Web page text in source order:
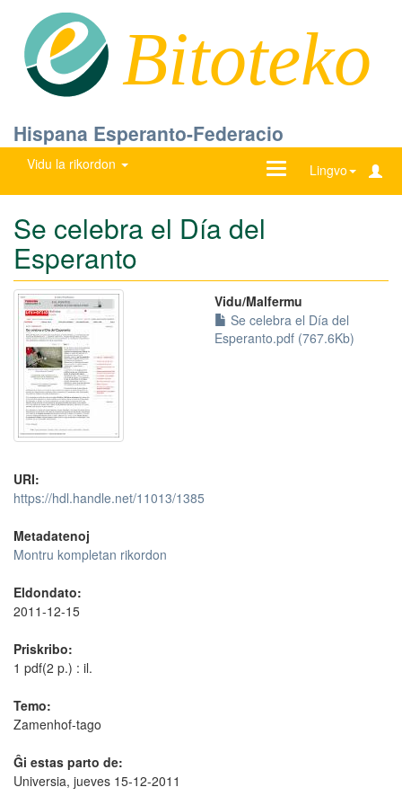
Bitoteko
Hispana Esperanto-Federacio
Vidu la rikordon Lingvo
Ŝanĝu
Se celebra el Día del
Esperanto
Vidu/Malfermu
Se celebra el Día del
Esperanto.pdf (767.6Kb)
URI:
https://hdl.handle.net/11013/1385
Metadatenoj
Montru kompletan rikordon
Eldondato:
2011-12-15
Priskribo:
1 pdf(2 p.) : il.
Temo:
Zamenhof-tago
Ĝi estas parto de:
Universia, jueves 15-12-2011